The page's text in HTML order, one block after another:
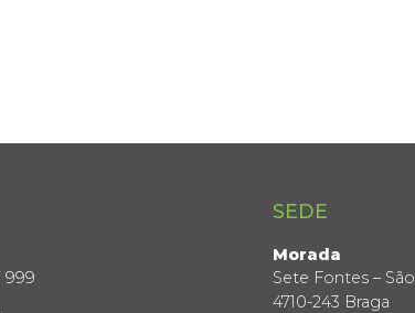
999
SEDE
Morada
Sete Fontes –
4710-243 Braga